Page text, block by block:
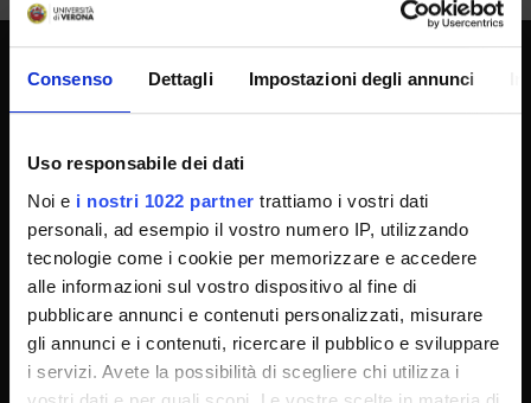
Consenso Dettagli Impostazioni degli annunci
Uso responsabile dei dati
Noi e i nostri 1022 partner trattiamo i vostri dati
personali, ad esempio il vostro numero IP, utilizzando
tecnologie come i cookie per memorizzare e accedere
alle informazioni sul vostro dispositivo al fine di
pubblicare annunci e contenuti personalizzati, misurare
gli annunci e i contenuti, ricercare il pubblico e sviluppare
i servizi. Avete la possibilità di scegliere chi utilizza i
SPORTELLO ATENEO
Albo Ufficiale
Concorsi
Atti di notifica
Note legali